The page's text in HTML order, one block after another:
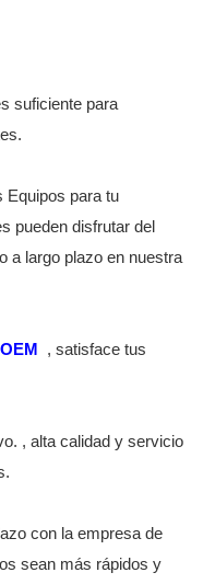
suficiente para
Equipos para tu
pueden disfrutar del
a largo plazo en nuestra
OEM
, satisface tus
, alta calidad y servicio
con la empresa de
sean más rápidos y